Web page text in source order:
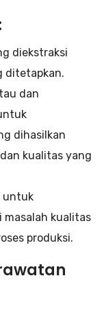
diekstraksi
ditetapkan.
dan
dihasilkan
kualitas yang
untuk
masalah kualitas
produksi.